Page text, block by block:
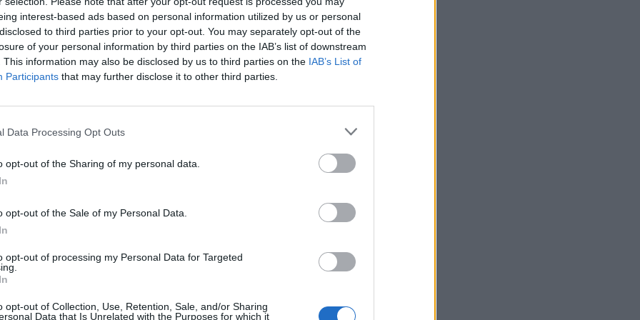
interest-based ads based on personal information utilized by us or personal
to third parties prior to your opt-out. You may separately opt-out of the
of your personal information by third parties on the IAB’s list of downstream
This information may also be disclosed by us to third parties on the IAB’s List of
Participants that may further disclose it to other third parties.
Data Processing Opt Outs
opt-out of the Sharing of my personal data.
opt-out of the Sale of my Personal Data.
opt-out of processing my Personal Data for Targeted
opt-out of Collection, Use, Retention, Sale, and/or Sharing
Data that Is Unrelated with the Purposes for which it
Tagged
with
health MWC news wearables XPANCEO
Glow